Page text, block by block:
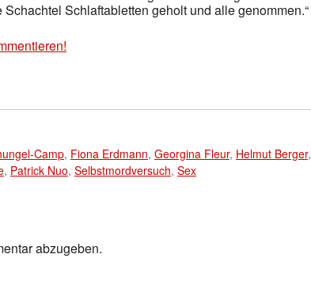
Schlaftabletten geholt und alle genommen.“
Camp, Fiona Erdmann, Georgina Fleur, Helmut Berger,
, Patrick Nuo, Selbstmordversuch, Sex
abzugeben.